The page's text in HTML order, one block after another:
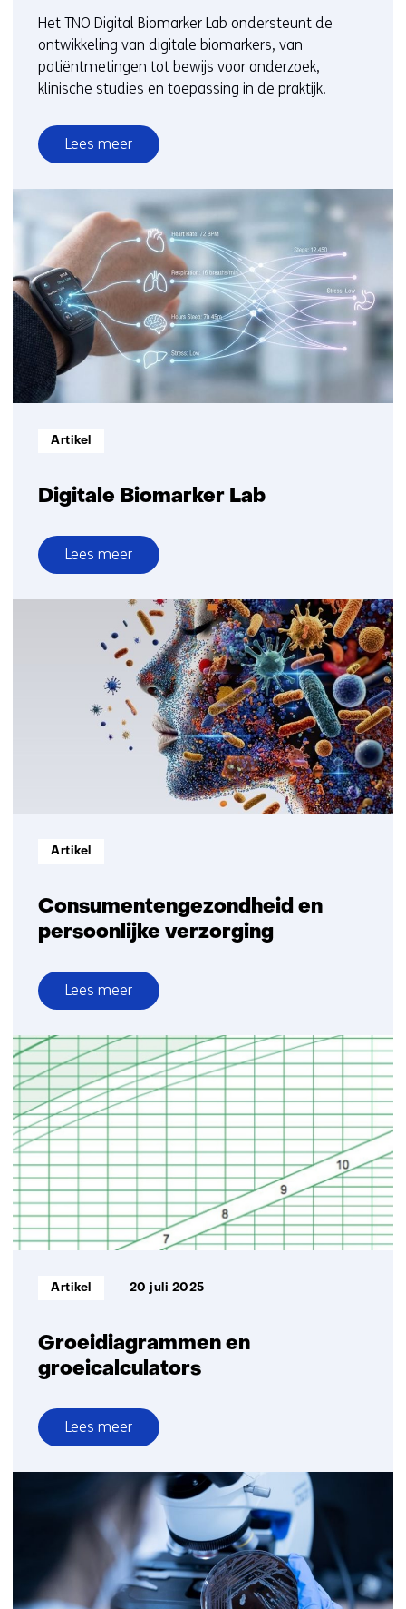
Het TNO Digital Biomarker Lab ondersteunt de
ontwikkeling van digitale biomarkers, van
patiëntmetingen tot bewijs voor onderzoek,
klinische studies en toepassing in de praktijk.
Lees meer
over
Services
Digitale Biomarker Lab
Informatietype:
Artikel
Lees meer
over
Digitale
Biomarker
Consumentengezondheid en
persoonlijke verzorging
Informatietype:
Artikel
Lees meer
over
Consumentengezondheid
en
persoonlijke
verzorging
Groeidiagrammen en
groeicalculators
Informatietype:
Artikel 20 juli 2025
Lees meer
over
Groeidiagrammen
groeicalculators